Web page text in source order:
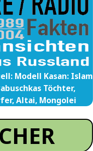
Modell Kasan: Islam
Töchter,
Altai, Mongolei